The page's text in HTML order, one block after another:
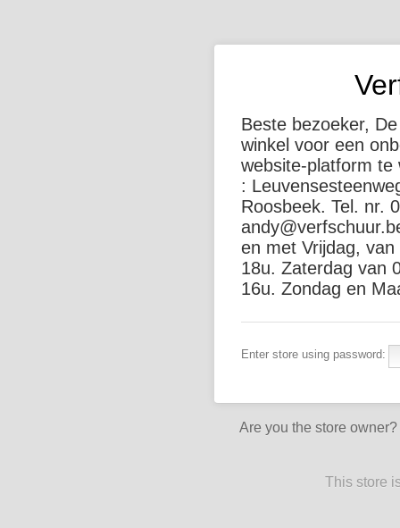
Beste bezoeker,
winkel voor een
website-platform te
:
Roosbeek. Tel. nr.
en met Vrijdag,
18u. Zaterdag van
16u. Zondag en
Enter store using password:
Are you the store owner?
This store